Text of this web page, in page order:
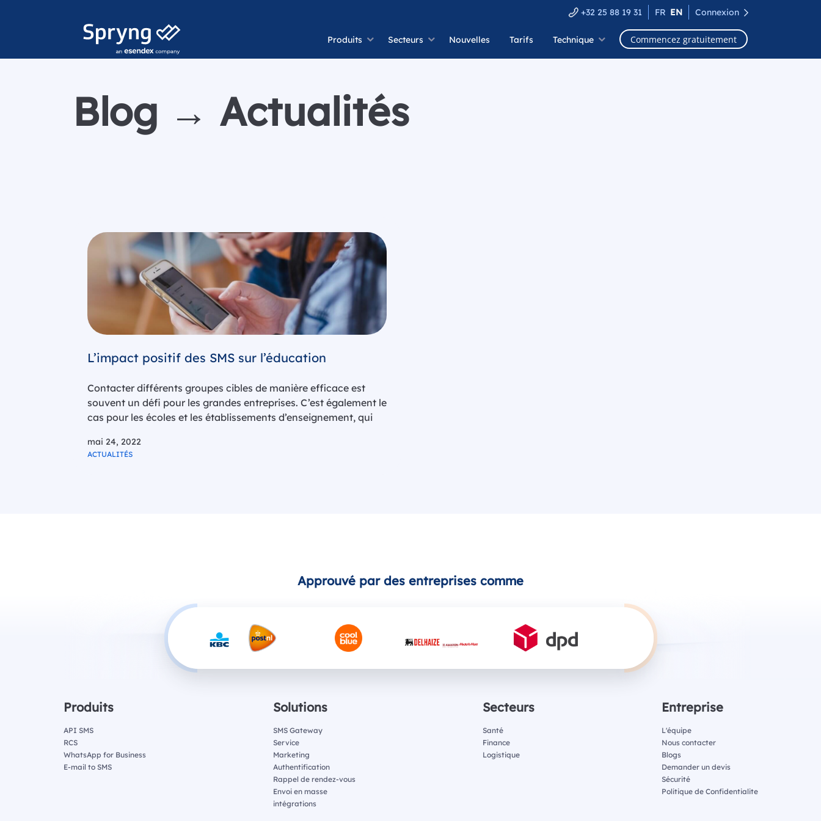
+32 25 88 19 31 FR EN Connexion
Produits Secteurs Nouvelles Tarifs Technique Commencez gratuitement
Blog → Actualités
L’impact positif des SMS sur l’éducation
Contacter différents groupes cibles de manière efficace est
souvent un défi pour les grandes entreprises. C’est également le
cas pour les écoles et les établissements d’enseignement, qui
étudiants et leurs parents. Ils utilisent souvent…
mai 24, 2022
ACTUALITÉS
Approuvé par des entreprises comme
Produits
API SMS
RCS
WhatsApp for Business
E-mail to SMS
Solutions
SMS Gateway
Service
Marketing
Authentification
Rappel de rendez-vous
Envoi en masse
intégrations
Secteurs
Santé
Finance
Logistique
Entreprise
L'équipe
Nous contacter
Blogs
Demander un devis
Sécurité
Politique de Confidentialite